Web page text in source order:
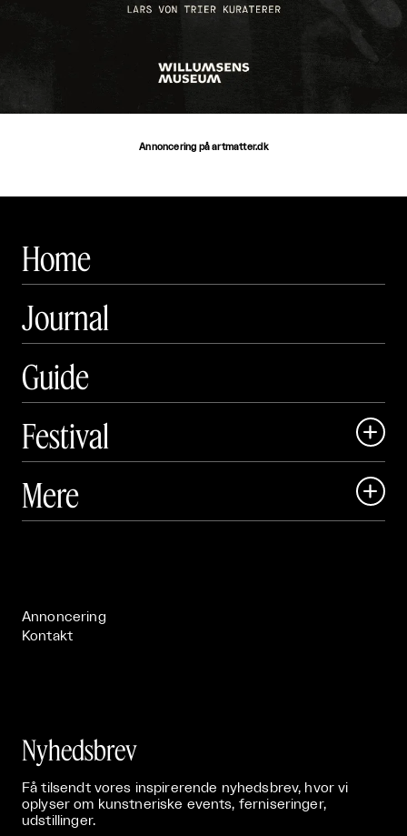
Annoncering på artmatter.dk
Home
Journal
Guide
Festival

 Art Matter Festival
Mere 
Annoncering
Kontakt
Nyhedsbrev
Få tilsendt vores inspirerende nyhedsbrev, hvor vi
oplyser om kunstneriske events, ferniseringer,
udstillinger.